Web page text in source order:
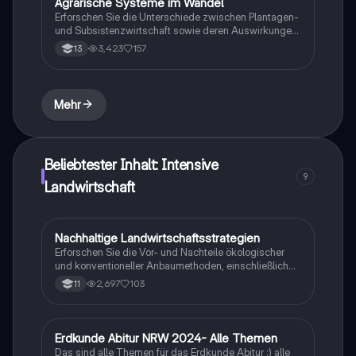
Ideal für das Abitur im Fach Erdkunde.
Geographie/Erdkunde
Agrarische Systeme im Wandel
Erforschen Sie die Unterschiede zwischen Plantagen-
und Subsistenzwirtschaft sowie deren Auswirkungen
auf Entwicklungsländer. Diese Zusammenfassung
behandelt zentrale Themen wie den
Abiturienten, die sich auf das Fach Erdkunde
vorbereiten.
13 3,423 157
Mehr
Beliebtester Inhalt: Intensive
Landwirtschaft
9
Geographie/Erdkunde
Nachhaltige Landwirtschaftsstrategien
Erforschen Sie die Vor- und Nachteile ökologischer
und konventioneller Anbaumethoden, einschließlich
Plantagenwirtschaft, Kleinbauern und den Einfluss von
intensiver und extensiver Landwirtschaft auf Umwelt
Praktiken, den Nährstoffkreislauf und die
Herausforderungen in tropischen Regionen.
11 2,697 103
Geographie/Erdkunde
Erdkunde Abitur NRW 2024- Alle Themen
Das sind alle Themen für das Erdkunde Abitur :) alle